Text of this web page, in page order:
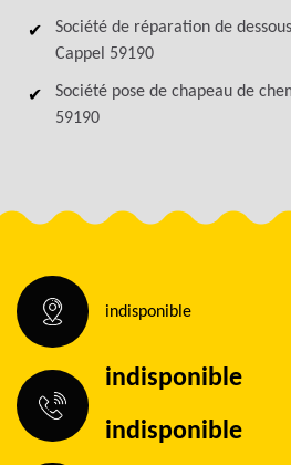
Société de réparation de
Cappel 59190
Société pose de chapeau de
59190
indisponible
indisponible
indisponible